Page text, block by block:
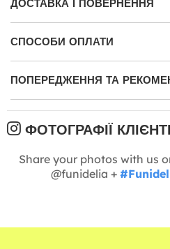
ДОСТАВКА І ПОВЕРНЕННЯ
СПОСОБИ ОПЛАТИ
ПОПЕРЕДЖЕННЯ ТА
ФОТОГРАФІЇ
Share your photos with us
@funidelia +